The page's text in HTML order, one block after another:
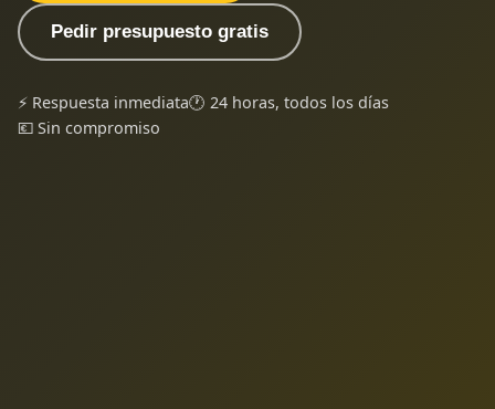
Pedir presupuesto gratis
⚡ Respuesta inmediata🕐 24 horas, todos los días
💶 Sin compromiso